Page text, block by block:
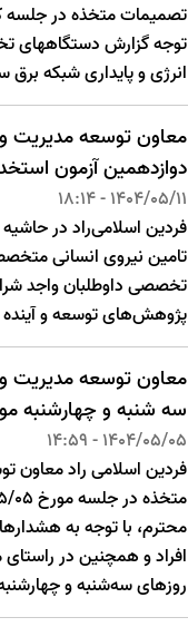
تصمیمات متخذه در جلسه
توجه گزارش دستگاههای
انرژی و پایداری شبکه برق سراسری،
معاون توسعه مدیریت و
دوازدهمین آزمون
1404/05/11 - 18:14
فردین اسلامی‌راد در
تامین نیروی انسانی
پژوهش‌های توسعه و
معاون توسعه مدیریت و
سه شنبه و چهارشنبه مورخ ۷ و ۸ مرداد ماه
1404/05/05 - 14:59
فردین اسلامی راد معاون
محترم، با توجه به
افراد و همچنین در
روز‌های سه‌شنبه و چهارشنبه مورخ 1404/05/07 و 1404/